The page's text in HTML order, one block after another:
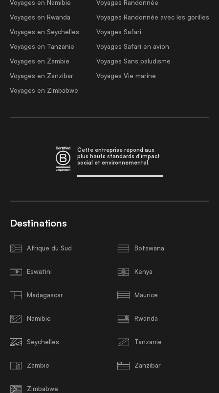
Voyages en Namibie
Voyages en Rwanda
Voyages en Seychelles
Voyages en Tanzanie
Voyages en Zambie
Voyages en Zanzibar
Voyages en Zimbabwe
Voyages Randonnée
Voyages Randonnée avec les gorilles
Voyages Safari
Voyages Safari en avion
Voyages Sans paludisme
Voyages Vie marine
Cette entreprise répond aux
plus hauts standards d'impact
social et environnemental.
Destinations
Afrique du Sud Botswana
Eswatini Kenya
Madagascar Maurice
Namibie Rwanda
Seychelles Tanzanie
Zambie Zanzibar
Zimbabwe